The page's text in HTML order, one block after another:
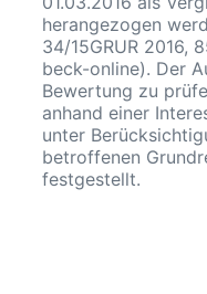
herangezogen
34/15GRUR 2016,
beck-online). Der
Bewertung zu
anhand einer
unter
betroffenen
festgestellt.